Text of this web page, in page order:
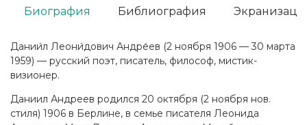
Дании́л Леони́дович Андре́ев (2 ноября 1906 — 30 марта
1959) — русский поэт, писатель, философ, мистик-
визионер.
Даниил Андреев родился 20 октября (2 ноября нов.
стиля) 1906 в Берлине, в семье писателя Леонида
Биография Библиография